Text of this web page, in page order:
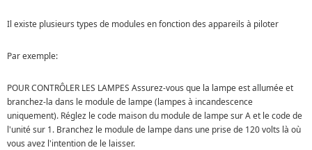
Il existe plusieurs types de modules en fonction des appareils à piloter
Par exemple:
POUR CONTRÔLER LES LAMPES Assurez-vous que la lampe est allumée et
branchez-la dans le module de lampe (lampes à incandescence
uniquement). Réglez le code maison du module de lampe sur A et le code de
l'unité sur 1. Branchez le module de lampe dans une prise de 120 volts là où
vous avez l'intention de le laisser.